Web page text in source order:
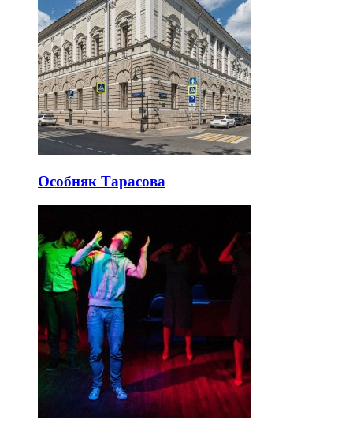
Особняк Тарасова